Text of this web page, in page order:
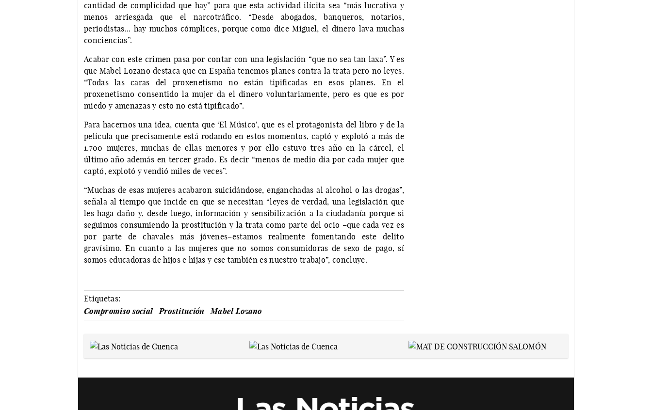
cantidad de complicidad que hay” para que esta actividad ilícita sea “más lucrativa y
menos arriesgada que el narcotráfico. “Desde abogados, banqueros, notarios,
periodistas... hay muchos cómplices, porque como dice Miguel, el dinero lava muchas
conciencias”.
Acabar con este crimen pasa por contar con una legislación “que no sea tan laxa”. Y es
que Mabel Lozano destaca que en España tenemos planes contra la trata pero no leyes.
“Todas las caras del proxenetismo no están tipificadas en esos planes. En el
proxenetismo consentido la mujer da el dinero voluntariamente, pero es que es por
miedo y amenazas y esto no está tipificado”.
Para hacernos una idea, cuenta que ‘El Músico’, que es el protagonista del libro y de la
película que precisamente está rodando en estos momentos, captó y explotó a más de
1.700 mujeres, muchas de ellas menores y por ello estuvo tres año en la cárcel, el
último año además en tercer grado. Es decir “menos de medio día por cada mujer que
captó, explotó y vendió miles de veces”.
“Muchas de esas mujeres acabaron suicidándose, enganchadas al alcohol o las drogas”,
señala al tiempo que incide en que se necesitan “leyes de verdad, una legislación que
les haga daño y, desde luego, información y sensibilización a la ciudadanía porque si
seguimos consumiendo la prostitución y la trata como parte del ocio –que cada vez es
por parte de chavales más jóvenes–estamos realmente fomentando este delito
gravísimo. En cuanto a las mujeres que no somos consumidoras de sexo de pago, sí
somos educadoras de hijos e hijas y ese también es nuestro trabajo”, concluye.
Etiquetas:
Compromiso social
Prostitución Mabel Lozano